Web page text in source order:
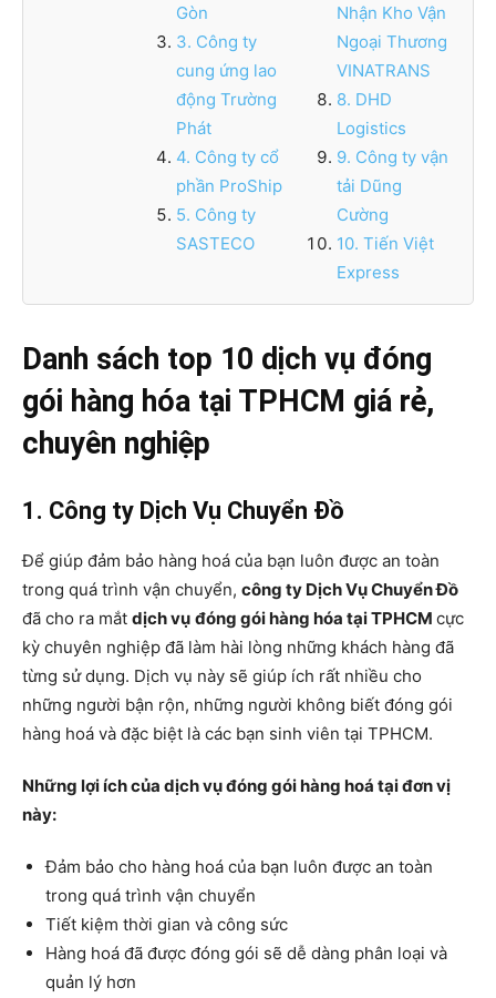
Gòn
3. Công ty
cung ứng lao
động Trường
Phát
4. Công ty cổ
phần ProShip
5. Công ty
SASTECO
Nhận Kho Vận
Ngoại Thương
VINATRANS
8. DHD
Logistics
9. Công ty vận
tải Dũng
Cường
10. Tiến Việt
Express
Danh sách top 10 dịch vụ đóng
gói hàng hóa tại TPHCM giá rẻ,
chuyên nghiệp
1. Công ty Dịch Vụ Chuyển Đồ
Để giúp đảm bảo hàng hoá của bạn luôn được an toàn
trong quá trình vận chuyển, công ty Dịch Vụ Chuyển Đồ
đã cho ra mắt dịch vụ đóng gói hàng hóa tại TPHCM cực
kỳ chuyên nghiệp đã làm hài lòng những khách hàng đã
từng sử dụng. Dịch vụ này sẽ giúp ích rất nhiều cho
những người bận rộn, những người không biết đóng gói
hàng hoá và đặc biệt là các bạn sinh viên tại TPHCM.
Những lợi ích của dịch vụ đóng gói hàng hoá tại đơn vị
này:
Đảm bảo cho hàng hoá của bạn luôn được an toàn
trong quá trình vận chuyển
Tiết kiệm thời gian và công sức
Hàng hoá đã được đóng gói sẽ dễ dàng phân loại và
quản lý hơn